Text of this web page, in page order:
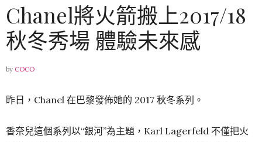
Chanel將火箭搬上2017/18
秋冬秀場 體驗未來感
by COCO
昨日，Chanel 在巴黎發佈她的 2017 秋冬系列。
香奈兒這個系列以“銀河”為主題，Karl Lagerfeld 不僅把火